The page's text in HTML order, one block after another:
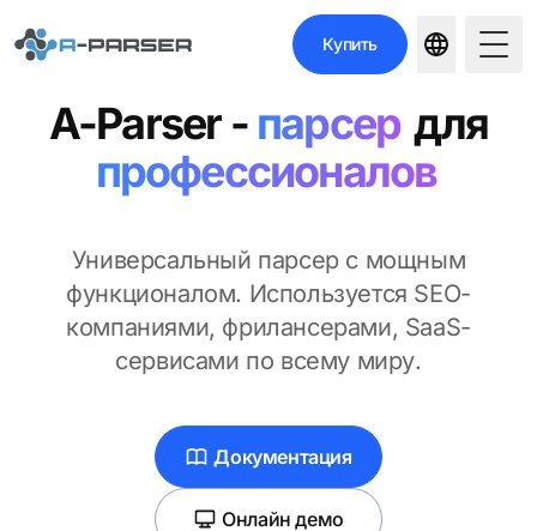
Купить
A-Parser- парсер для
профессионалов
Универсальный парсер с мощным
функционалом. Используется SEO-
компаниями, фрилансерами, SaaS-
сервисами по всему миру.
Документация
Онлайн демо